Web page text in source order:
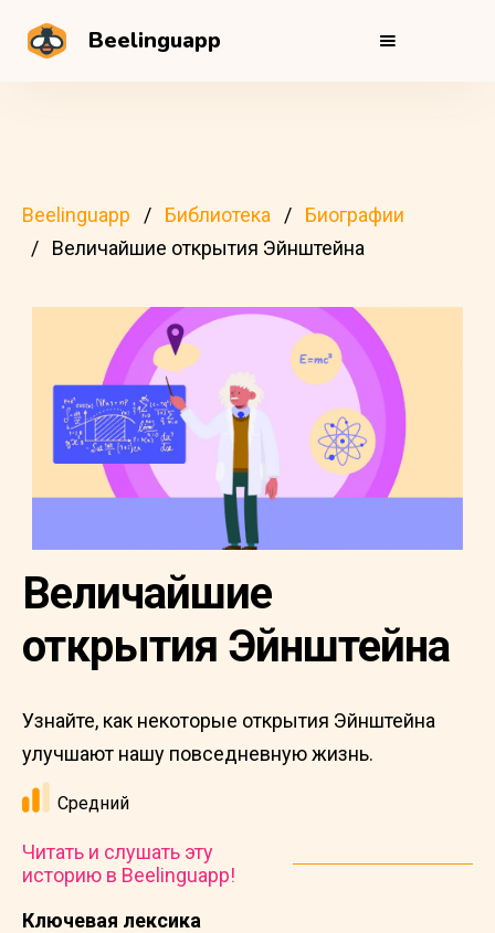
Beelinguapp
Beelinguapp Библиотека
Биографии
Величайшие открытия Эйнштейна
Ключевая лексика
Величайшие
открытия Эйнштейна
Узнайте, как некоторые открытия Эйнштейна
улучшают нашу повседневную жизнь.
Средний
Читать и слушать эту
историю в Beelinguapp!